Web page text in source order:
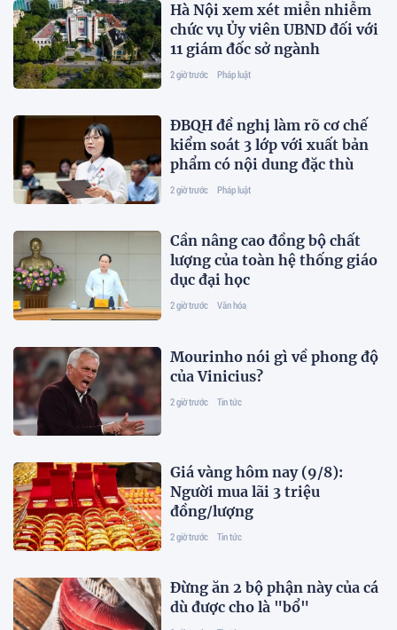
Hà Nội xem xét miễn nhiễm
chức vụ Ủy viên UBND đối với
11 giám đốc sở ngành
2 giờ trước Pháp luật
ĐBQH đề nghị làm rõ cơ chế
kiểm soát 3 lớp với xuất bản
phẩm có nội dung đặc thù
2 giờ trước Pháp luật
Cần nâng cao đồng bộ chất
lượng của toàn hệ thống giáo
dục đại học
2 giờ trước Văn hóa
Mourinho nói gì về phong độ
của Vinicius?
2 giờ trước Tin tức
Giá vàng hôm nay (9/8):
Người mua lãi 3 triệu
đồng/lượng
2 giờ trước Tin tức
Đừng ăn 2 bộ phận này của cá
dù được cho là "bổ"